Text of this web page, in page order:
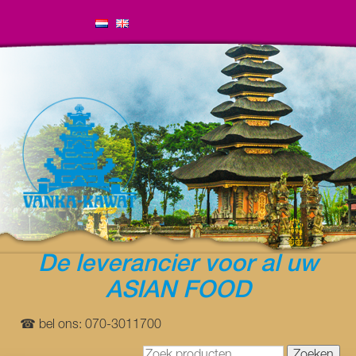
De leverancier voor al uw
ASIAN FOOD
☎ bel ons: 070-3011700